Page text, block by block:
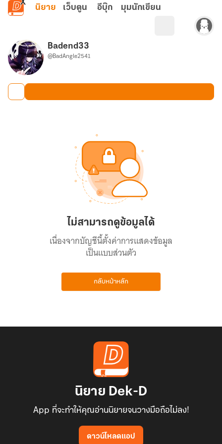
ข้ามไปยังเนื้อหาหลัก
นิยาย เว็บตูน อีบุ๊ก มุมนักเขียน
Badend33
@BadAngle2541
ไม่สามารถดูข้อมูลได้
เนื่องจากบัญชีนี้ตั้งค่าการแสดงข้อมูล
เป็นแบบส่วนตัว
กลับหน้าหลัก
นิยาย Dek-D
App ที่จะทำให้คุณอ่านนิยายจนวางมือถือไม่ลง!
ดาวน์โหลดแอป